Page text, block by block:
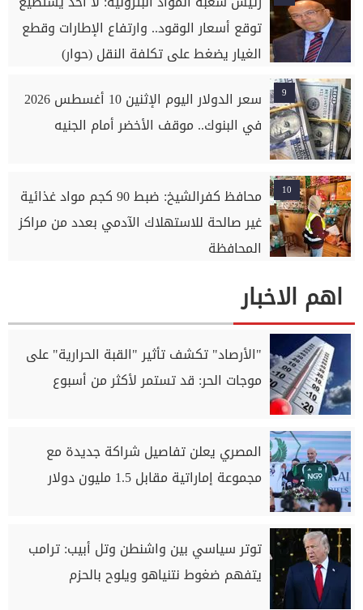
توقع أسعار الوقود.. وارتفاع الإطارات وقطع
الغيار يضغط على تكلفة النقل (حوار)
9
سعر الدولار اليوم الإثنين 10 أغسطس 2026
في البنوك.. موقف الأخضر أمام الجنيه
10
محافظ كفرالشيخ: ضبط 90 كجم مواد غذائية
غير صالحة للاستهلاك الآدمي بعدد من مراكز
المحافظة
اهم الاخبار
"الأرصاد" تكشف تأثير "القبة الحرارية" على
موجات الحر: قد تستمر لأكثر من أسبوع
المصري يعلن تفاصيل شراكة جديدة مع
مجموعة إماراتية مقابل 1.5 مليون دولار
توتر سياسي بين واشنطن وتل أبيب: ترامب
يتفهم ضغوط نتنياهو ويلوح بالحزم